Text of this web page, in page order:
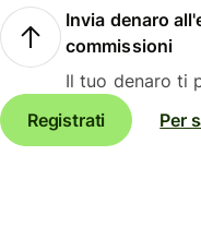
Invia denaro
commissioni
Il tuo denaro ti
Registrati
Per